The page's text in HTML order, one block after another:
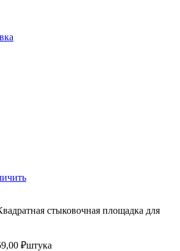
стыковочная площадка для
₽штука